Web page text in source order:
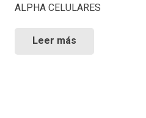
ALPHA CELULARES
Leer más